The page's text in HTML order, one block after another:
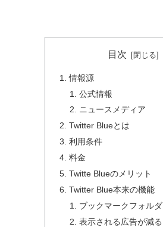
目次
情報源
公式情報
ニュースメディア
Twitter Blueとは
利用条件
料金
Twitte Blueのメリット
Twitter Blue本来の機能
ブックマークフォルダ
表示される広告が減る